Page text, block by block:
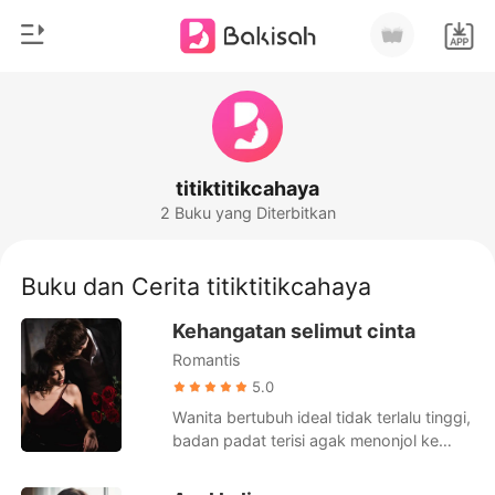
Pengisian Ulang
Unduh Aplikasi
Romantis
Miliarder
Likantrof
titiktitikcahaya
2 Buku yang Diterbitkan
Buku dan Cerita titiktitikcahaya
Kehangatan selimut cinta
Romantis
5.0
Wanita bertubuh ideal tidak terlalu tinggi,
badan padat terisi agak menonjol ke